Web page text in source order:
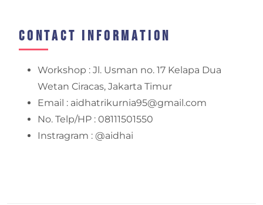
Contact Information
Workshop : Jl. Usman no. 17 Kelapa Dua
Wetan Ciracas, Jakarta Timur
Email : aidhatrikurnia95@gmail.com
No. Telp/HP : 08111501550
Instragram : @aidhai